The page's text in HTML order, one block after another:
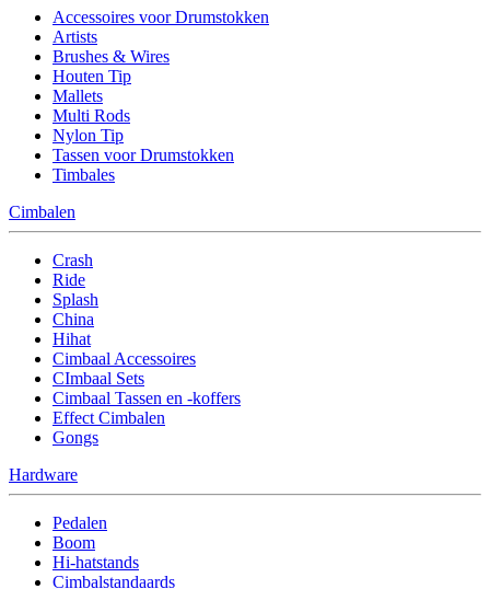
Accessoires voor Drumstokken
Artists
Brushes & Wires
Houten Tip
Mallets
Multi Rods
Nylon Tip
Tassen voor Drumstokken
Timbales
Cimbalen
Crash
Ride
Splash
China
Hihat
Cimbaal Accessoires
CImbaal Sets
Cimbaal Tassen en -koffers
Effect Cimbalen
Gongs
Hardware
Pedalen
Boom
Hi-hatstands
Cimbalstandaards